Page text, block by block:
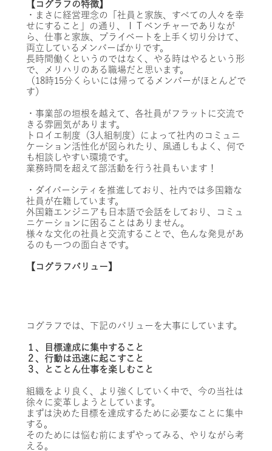
【コグラフの特徴】
・まさに経営理念の「社員と家族、すべての人々を幸
せにすること」の通り、ＩＴベンチャーでありなが
ら、仕事と家族、プライベートを上手く切り分けて、
両立しているメンバーばかりです。
長時間働くというのではなく、やる時はやるという形
で、メリハリのある職場だと思います。
（18時15分くらいには帰ってるメンバーがほとんどで
す）
・事業部の垣根を越えて、各社員がフラットに交流で
きる雰囲気があります。
トロイエ制度（3人組制度）によって社内のコミュニ
ケーション活性化が図られたり、風通しもよく、何で
も相談しやすい環境です。
業務時間を超えて部活動を行う社員もいます！
・ダイバーシティを推進しており、社内では多国籍な
社員が在籍しています。
外国籍エンジニアも日本語で会話をしており、コミュ
ニケーションに困ることはありません。
様々な文化の社員と交流することで、色んな発見があ
るのも一つの面白さです。
【コグラフバリュー】
コグラフでは、下記のバリューを大事にしています。
１、目標達成に集中すること
２、行動は迅速に起こすこと
３、とことん仕事を楽しむこと
組織をより良く、より強くしていく中で、今の当社は
徐々に変革しようとしています。
まずは決めた目標を達成するために必要なことに集中
する。
そのためには悩む前にまずやってみる、やりながら考
える。